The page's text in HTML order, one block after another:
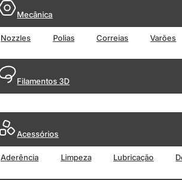
Mecânica
Nozzles Polias Correias Varões
Filamentos 3D
Acessórios
Aderência Limpeza Lubricação